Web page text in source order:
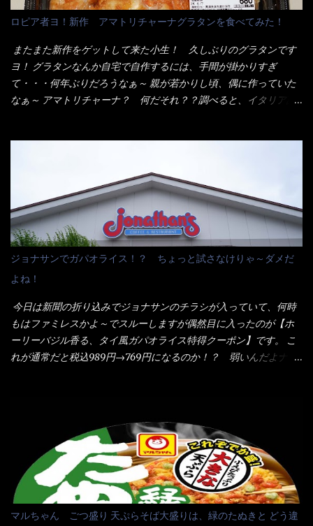
メシは、宮崎辛麺にしよう！ それではまず袋を開けると・・・ な
んだか紙に巻かれた棒状の麺が二束、調味油と粉末スープ！ やは
り見慣れない姿・・・何だかチョッと高級感的な・・・だって透
明なトレイに並んだ棒状麺なんて見慣れないからねぇ～（コスト
がかかる） 袋の裏側を見ると、韮とか卵の用意を勧めている。
それなばらと冷蔵庫にあった、黒豆モヤシ・韮・生卵を用意しま
け、韮の葉の部分をドサッと乗せて調味油を入れて完成です。 ど
うでしょう？ 見た目 Goodデザイン賞じゃない！？ 笑 マルタ
イのHPを見ると・・・（引用） めんは、ノンフライ・ノンスチー
ム製法で仕上げた、生めんに近い風味のストレートめんです。 豚
の旨味に数種類の唐辛子、ニンニクを加えた辛さとコクが凝縮さ
れた醤油ベースのスープです。 調味油に赤ラー油とごま油を使用
することに風味と辛さを引き立たせています。 調味油をスープ
全体に馴染ませるために、箸で麺と具を持ち上げて・・・ ええや
ないかぁ～ モヤシが黒豆モヤシだから細身で熱を加えてもへた
りづらい！（緑豆モヤシだと太くて熱加えるとダラーっとなるん
だよ） それに細ストレート麺とモヤシが良いバランスで・・・
韮の緑と卵の黄色も相まって・・・映える...
ロピア者ヨ！新作 アマトリチャーナグラタンを食べてみた！
またまた新作をゲットして来た小生！ 久しぶりのグラタンです
ヨ！ グラタンなんか自宅で自作するには、手間が掛かりすぎ
て・・・何年ぶりだろうなぁ～ 親が若かりし頃、偶に作っていた
なぁ～ アマトリチャーナ？ 何だそれ？？調べると、イタリア語
ブン皿で焼いて、大凡の目安で小分けにしているようで、パック
をよーく見たら表面のチーズの乗り具合に結構な差が出てい
た・・・チーズに焦げ目が付いているのを、しっかり確認し買う
ことをオススメします。（取り分け量にも若干有り差がでてるだ
ろう） 早速タバスコを振りかけて食べてみると・・・結構美味し
いよ！ 久しぶりだな～ホワイトソースとマカロニの絡まった食
感・・・懐かしい～ 今回ダイソーのカレー用のスプーンを使って
みたら、これが凄くうまくすくえるんだよねぇ～（このスプーン
当たりだね） 今回新作のグラタンを頂きましたが、まずまずの美
味しさとダイソーのカレースプーンの。すくい上げ力の良さを再
度認識できました。
ジョナサンでガパオライス！？ ちょっと試さなけりゃ～ダメだ
よね！
今日は新聞の折り込みでジョナサンのチラシが入っていて、何時
もはファミレスかよ～でスルーしますが偶然目に入ったのが【ホ
ーリーバジル香る、タイ風ガパオライス特得クーポン】です。 こ
れが通常だと税込989円→769円になるのか！？ 弱いんだよナァ
に行っても同じメニュー同じ味のファミレスには行きません。 最
近は、ステーキガストに試しに行ったぐらいです。（肉が喰いた
くて） しかし最近のファミレスは合理化が進み、店員さんもフロ
ア担当は2人程度しか居ないんだよねぇ～ それに注文はタッチパ
ネル！！ 凄いよなぁ～ 20年位前は、フロア担当だけでも5人は
居たと思うけど・・・ 判らず店員さんを呼ぶピンポンを・・・ク
マルちゃん ごつ盛り 天ぷらそば大盛りは、緑のたぬきと どう違